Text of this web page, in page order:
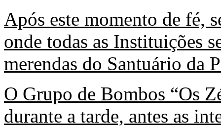
Após este momento de fé,
onde todas as Instituições
merendas do Santuário da
O Grupo de Bombos “Os
durante a tarde, antes as